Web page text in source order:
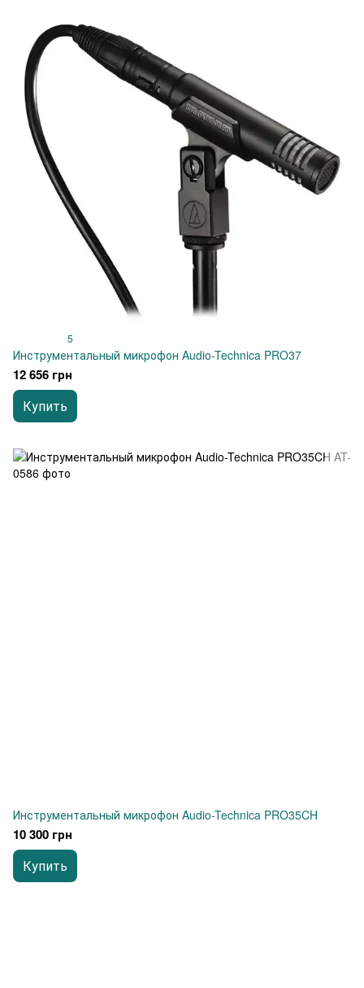
5
Инструментальный микрофон Audio-Technica PRO37
12 656 грн
Купить
Инструментальный микрофон Audio-Technica PRO35CH
10 300 грн
Купить